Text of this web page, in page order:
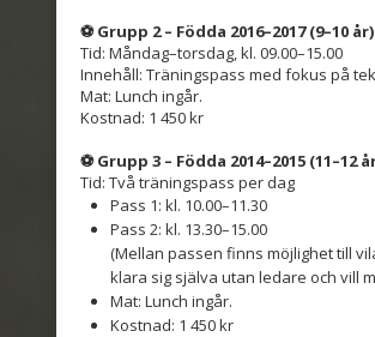
⚽Grupp 2 – Födda 2016–2017 (9–10 år)
Tid: Måndag–torsdag, kl. 09.00–15.00
Innehåll: Träningspass med fokus på
Mat: Lunch ingår.
Kostnad: 1 450 kr
⚽Grupp 3 – Födda 2014–2015 (11–12
Tid: Två träningspass per dag
Pass 1: kl. 10.00–11.30
Pass 2: kl. 13.30–15.00
(Mellan passen finns möjlighet till
klara sig själva utan ledare och vill
Mat: Lunch ingår.
Kostnad: 1 450 kr